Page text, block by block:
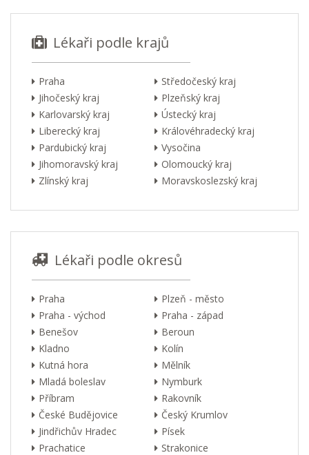
Lékaři podle krajů
Praha
Středočeský kraj
Jihočeský kraj
Plzeňský kraj
Karlovarský kraj
Ústecký kraj
Liberecký kraj
Královéhradecký kraj
Pardubický kraj
Vysočina
Jihomoravský kraj
Olomoucký kraj
Zlínský kraj
Moravskoslezský kraj
Lékaři podle okresů
Praha
Plzeň - město
Praha - východ
Praha - západ
Benešov
Beroun
Kladno
Kolín
Kutná hora
Mělník
Mladá boleslav
Nymburk
Příbram
Rakovník
České Budějovice
Český Krumlov
Jindřichův Hradec
Písek
Prachatice
Strakonice